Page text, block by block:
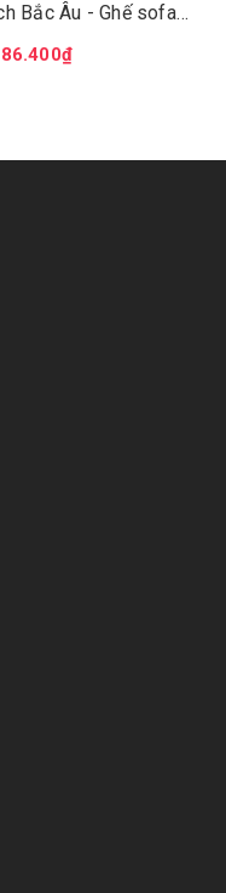
Bắc Âu - Ghế sofa
da chân kim loại chắc